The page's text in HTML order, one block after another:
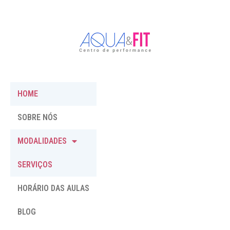
HOME
SOBRE NÓS
MODALIDADES
SERVIÇOS
HORÁRIO DAS AULAS
BLOG